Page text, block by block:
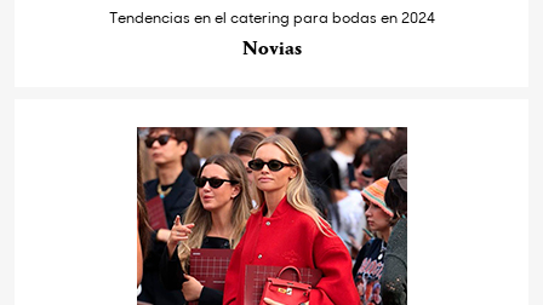
Tendencias en el catering para bodas en 2024
Novias